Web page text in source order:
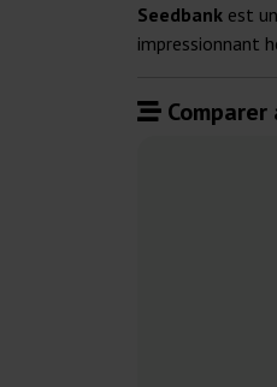
Seedbank est
impressionnant